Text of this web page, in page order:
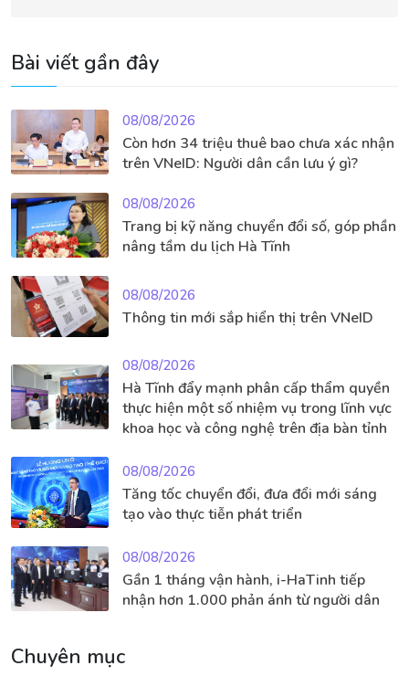
Bài viết gần đây
08/08/2026
Còn hơn 34 triệu thuê bao chưa xác nhận
trên VNeID: Người dân cần lưu ý gì?
08/08/2026
Trang bị kỹ năng chuyển đổi số, góp phần
nâng tầm du lịch Hà Tĩnh
08/08/2026
Thông tin mới sắp hiển thị trên VNeID
08/08/2026
Hà Tĩnh đẩy mạnh phân cấp thẩm quyền
thực hiện một số nhiệm vụ trong lĩnh vực
khoa học và công nghệ trên địa bàn tỉnh
08/08/2026
Tăng tốc chuyển đổi, đưa đổi mới sáng
tạo vào thực tiễn phát triển
08/08/2026
Gần 1 tháng vận hành, i-HaTinh tiếp
nhận hơn 1.000 phản ánh từ người dân
Chuyên mục